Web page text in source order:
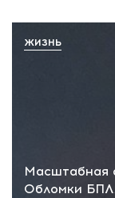
Масштабная
Обломки
ЖИЗНЬ